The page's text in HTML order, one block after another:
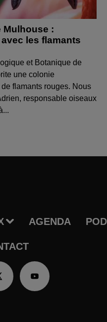
Mulhouse :
les flamants
et Botanique de
une colonie
flamants rouges. Nous
responsable oiseaux
AGENDA